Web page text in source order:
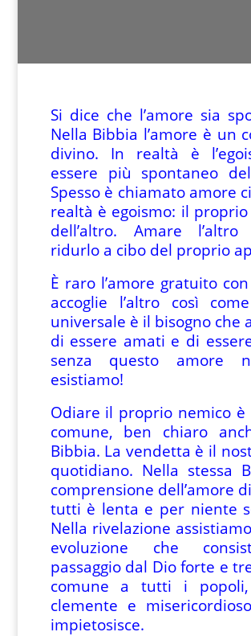
Si dice che l’amore sia
Nella Bibbia l’amore è un
divino. In realtà è
essere più spontaneo
Spesso è chiamato amore
realtà è egoismo: il proprio
dell’altro. Amare
ridurlo a cibo del proprio
È raro l’amore gratuito
accoglie l’altro così
universale è il bisogno che
di essere amati e di
senza questo amore
esistiamo!
Odiare il proprio nemico
comune, ben chiaro
Bibbia. La vendetta è il
quotidiano. Nella stessa
comprensione dell’amore
tutti è lenta e per niente
Nella rivelazione
evoluzione che
passaggio dal Dio forte e
comune a tutti i
clemente e
impietosisce.